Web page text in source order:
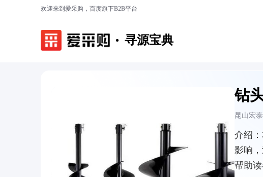
欢迎来到爱采购，百度旗下B2B平台
寻源宝典
钻
昆山宏
介绍：
影响
帮助